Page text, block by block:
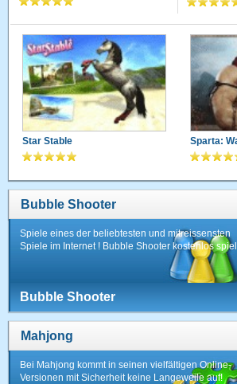
Star Stable Sparta:
Bubble Shooter
Spiele eines der beliebtesten und mitreissensten
Spiele im Internet ! Bubble Shooter kostenlos
Bubble Shooter
Mahjong
Bei Mahjong kommt in seinen vielfältigen Online-
Versionen mit Sicherheit keine Langeweile auf!